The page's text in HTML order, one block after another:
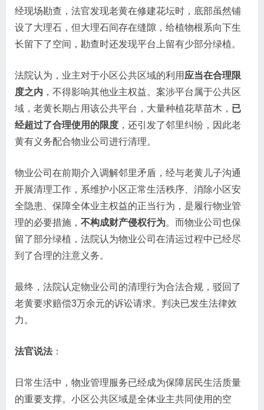
经现场勘查，法官发现老黄在修建花坛时，底部虽然铺
设了大理石，但大理石间存在缝隙，给植物根系向下生
长留下了空间，勘查时还发现平台上留有少部分绿植。
法院认为，业主对于小区公共区域的利用 应当在合理限
度之内 ，不得影响其他业主权益。案涉平台属于公共区
域，老黄长期占用该公共平台，大量种植花草苗木， 已
经超过了合理使用的限度 ，还引发了邻里纠纷，因此老
黄有义务配合物业公司进行清理。
物业公司在前期介入调解邻里矛盾，经与老黄儿子沟通
开展清理工作，系维护小区正常生活秩序、消除小区安
全隐患、保障全体业主权益的正当行为，是履行物业管
理的必要措施， 不构成财产侵权行为。而物业公司也保
留了部分绿植，法院认为物业公司在清运过程中已经尽
到了合理的注意义务。
最终，法院认定物业公司的清理行为合法合规，驳回了
老黄要求赔偿3万余元的诉讼请求。判决已发生法律效
力。
法官说法：
日常生活中，物业管理服务已经成为保障居民生活质量
的重要支撑。小区公共区域是全体业主共同使用的空